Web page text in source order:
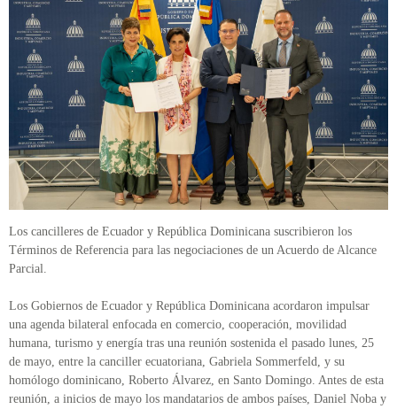
Los cancilleres de Ecuador y República Dominicana suscribieron los
Términos de Referencia para las negociaciones de un Acuerdo de Alcance
Parcial.
Los Gobiernos de Ecuador y República Dominicana acordaron impulsar
una agenda bilateral enfocada en comercio, cooperación, movilidad
humana, turismo y energía tras una reunión sostenida el pasado lunes, 25
de mayo, entre la canciller ecuatoriana, Gabriela Sommerfeld, y su
homólogo dominicano, Roberto Álvarez, en Santo Domingo. Antes de esta
reunión, a inicios de mayo los mandatarios de ambos países, Daniel Noba y